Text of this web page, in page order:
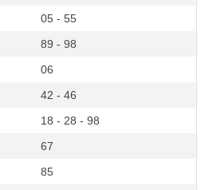
05 - 55
89 - 98
06
42 - 46
18 - 28 - 98
67
85